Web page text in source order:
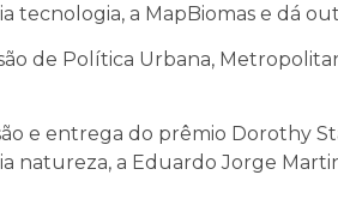
tecnologia, a MapBiomas e dá
de Política Urbana,
e entrega do prêmio Dorothy
natureza, a Eduardo Jorge